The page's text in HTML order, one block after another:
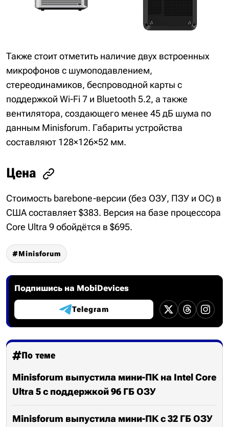
Также стоит отметить наличие двух встроенных
микрофонов с шумоподавлением,
стереодинамиков, беспроводной карты с
поддержкой Wi-Fi 7 и Bluetooth 5.2, а также
вентилятора, создающего менее 45 дБ шума по
данным Minisforum. Габариты устройства
составляют 128×126×52 мм.
Цена
Стоимость barebone-версии (без ОЗУ, ПЗУ и ОС) в
США составляет $383. Версия на базе процессора
Core Ultra 9 обойдётся в $695.
Minisforum
Подпишись на MobiDevices
Telegram
По теме
Minisforum выпустила мини-ПК на Intel Core
Ultra 5 с поддержкой 96 ГБ ОЗУ
Minisforum выпустила мини-ПК с 32 ГБ ОЗУ